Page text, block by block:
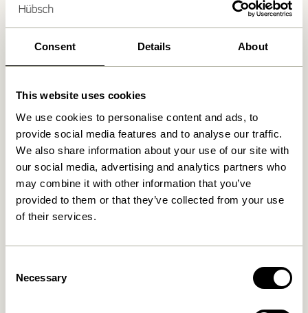
Consent Details About
This website uses cookies
We use cookies to personalise content and ads, to
provide social media features and to analyse our traffic.
We also share information about your use of our site with
our social media, advertising and analytics partners who
may combine it with other information that you’ve
provided to them or that they’ve collected from your use
of their services.
Selection
Necessary
Produits similaires